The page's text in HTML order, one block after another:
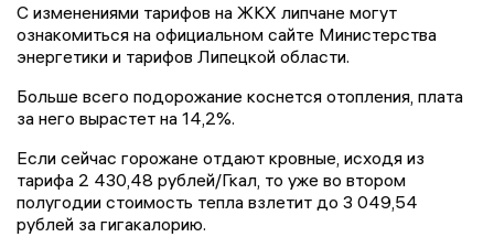
С изменениями тарифов на ЖКХ липчане могут
ознакомиться на официальном сайте Министерства
энергетики и тарифов Липецкой области.
Больше всего подорожание коснется отопления, плата
за него вырастет на 14,2%.
Если сейчас горожане отдают кровные, исходя из
тарифа 2 430,48 рублей/Гкал, то уже во втором
полугодии стоимость тепла взлетит до 3 049,54
рублей за гигакалорию.